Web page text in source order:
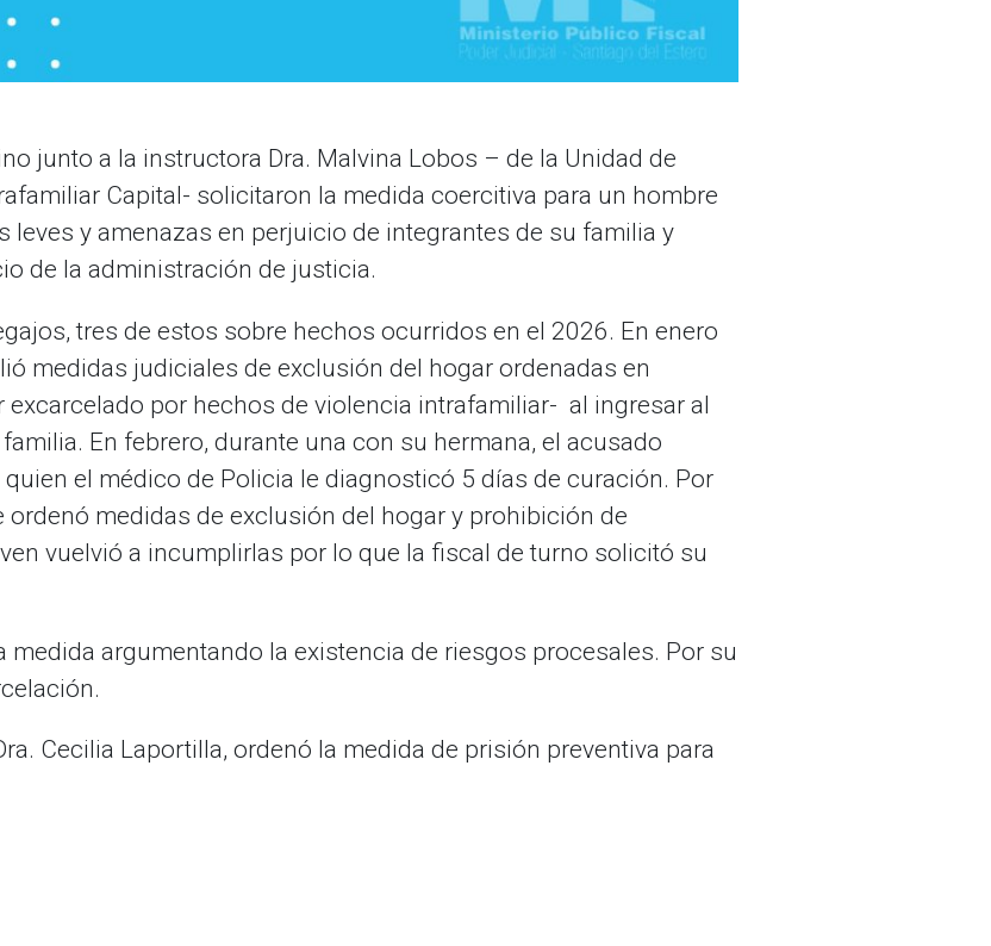
junto a la instructora Dra. Malvina Lobos – de la Unidad de
Capital- solicitaron la medida coercitiva para un hombre
leves y amenazas en perjuicio de integrantes de su familia y
de la administración de justicia.
tres de estos sobre hechos ocurridos en el 2026. En enero
medidas judiciales de exclusión del hogar ordenadas en
por hechos de violencia intrafamiliar- al ingresar al
En febrero, durante una con su hermana, el acusado
el médico de Policia le diagnosticó 5 días de curación. Por
ordenó medidas de exclusión del hogar y prohibición de
vuelvió a incumplirlas por lo que la fiscal de turno solicitó su
medida argumentando la existencia de riesgos procesales. Por su
Cecilia Laportilla, ordenó la medida de prisión preventiva para